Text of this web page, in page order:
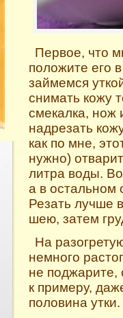
Первое, что
положите его
займемся
снимать кожу
смекалка, нож
надрезать
как по мне,
нужно)
литра воды.
а в остальном
Резать лучше
шею, затем
На
немного
не поджарите,
к примеру,
половина утки.